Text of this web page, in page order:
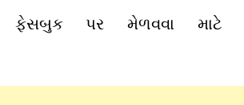
ફેસબુક પર મેળવવા માટે